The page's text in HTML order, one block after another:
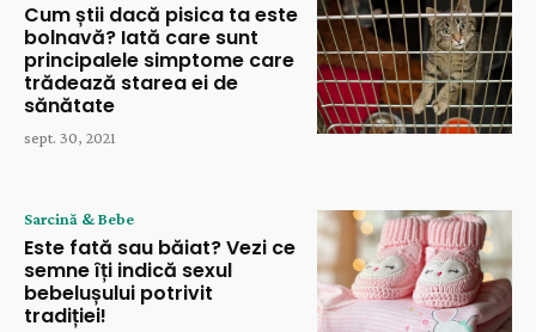
Cum știi dacă pisica ta este
bolnavă? Iată care sunt
principalele simptome care
trădează starea ei de
sănătate
sept. 30, 2021
Sarcină & Bebe
Este fată sau băiat? Vezi ce
semne îți indică sexul
bebelușului potrivit
tradiției!